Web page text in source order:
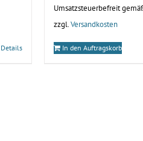
Details
Umsatzsteuerbefreit
zzgl.Versandkosten
In den Auftragskorb